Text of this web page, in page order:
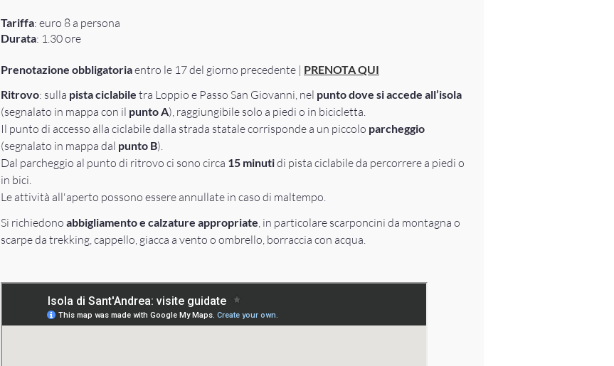
Tariffa: euro 8 a persona
Durata: 1.30 ore
Prenotazione obbligatoriaentro le 17 del giorno precedente | PRENOTA QUI
Ritrovo: sulla pista ciclabile tra Loppio e Passo San Giovanni, nel punto dove si accede all’isola
(segnalato in mappa con il punto A), raggiungibile solo a piedi o in bicicletta.
Il punto di accesso alla ciclabile dalla strada statale corrisponde a un piccolo parcheggio
(segnalato in mappa dal punto B).
Dal parcheggio al punto di ritrovo ci sono circa 15 minutidi pista ciclabile da percorrere a piedi o
in bici.
Le attività all'aperto possono essere annullate in caso di maltempo.
Si richiedono abbigliamento e calzature appropriate , in particolare scarponcini da montagna o
scarpe da trekking, cappello, giacca a vento o ombrello, borraccia con acqua.